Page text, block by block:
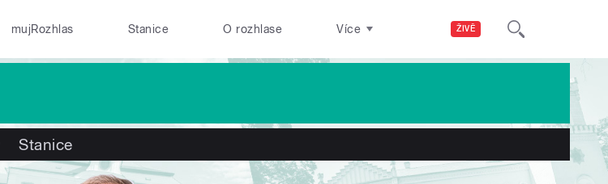
ŽIVĚ
mujRozhlas Stanice O rozhlase Více
Stanice